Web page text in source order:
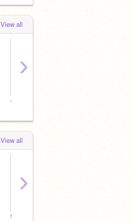
View all
›
View all
SPAM!!!!!
›